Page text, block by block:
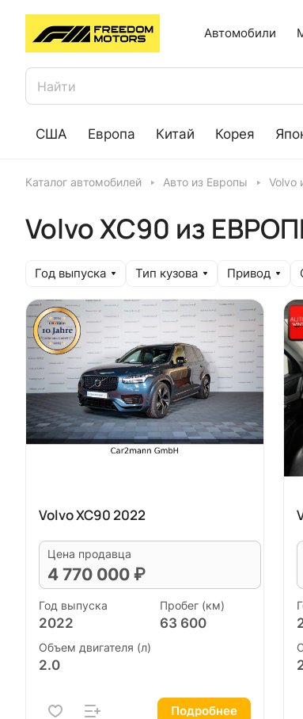
Автомобили
США Европа Китай Корея
Каталог автомобилей Авто из Европы Volvo
Volvo XC90 из
Год выпуска Тип кузова Привод
Volvo XC90 2022
Цена продавца
4 770 000 ₽
Год выпуска
2022
Пробег (км)
63 600
Объем двигателя (л)
2.0
Подробнее